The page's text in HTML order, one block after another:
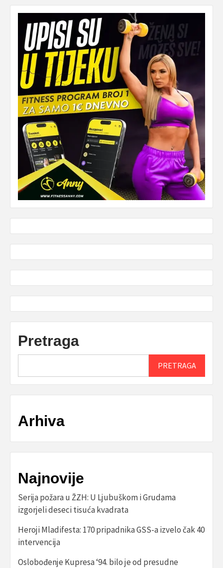
Pretraga
PRETRAGA
Arhiva
Najnovije
Serija požara u ŽZH: U Ljubuškom i Grudama
izgorjeli deseci tisuća kvadrata
Heroji Mladifesta: 170 pripadnika GSS-a izvelo čak 40
intervencija
Oslobođenje Kupresa ‘94. bilo je od presudne